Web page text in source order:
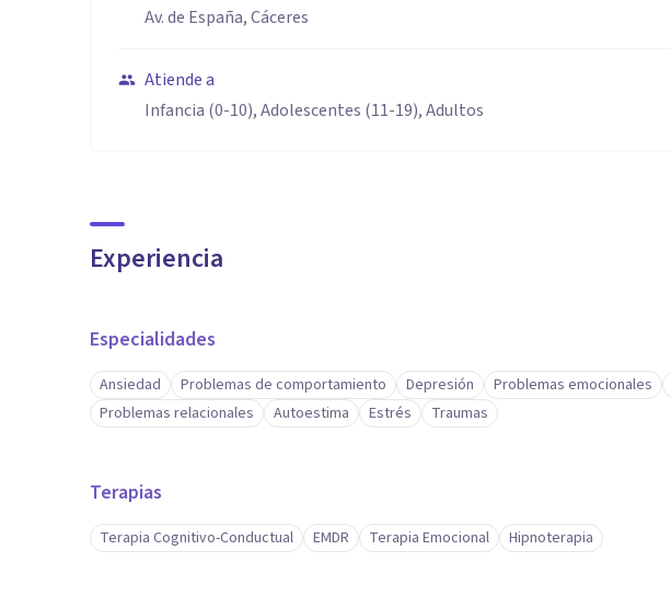
Av. de España, Cáceres
Atiende a
Infancia (0-10), Adolescentes (11-19), Adultos
Experiencia
Especialidades
Ansiedad Problemas de comportamiento Depresión Problemas emocionales
Problemas relacionales
Autoestima Estrés Traumas
Terapias
Terapia Cognitivo-Conductual EMDR Terapia Emocional Hipnoterapia